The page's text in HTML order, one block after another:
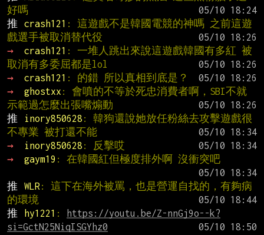
好嗎
推
crash121 : 這遊戲不是韓國電競的神嗎 之前這遊
戲選手被取消替代役
→
crash121 : 一堆人跳出來說這遊戲韓國有多紅 被
取消有多委屈都是lol
→
crash121 : 的錯 所以真相到底是？
→
ghostxx : 會噴的不等於死忠消費者啊，SBI不就
示範過怎麼出張嘴煽動
推
inory850628 : 韓狗還說她放任粉絲去攻擊遊戲很
不專業 被打還不能
→
inory850628 : 反擊哎
→
gaym19 : 在韓國紅但極度排外啊 沒衝突吧
推
WLR : 這下在海外被罵，也是營運自找的，有夠病
的環境
推
hy1221 :
https://youtu.be/Z-nnGj9o--k?
si=GctN25NiqISGYhz0